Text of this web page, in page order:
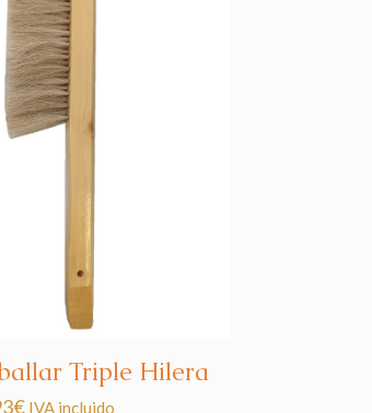
Triple Hilera
€ IVA incluido